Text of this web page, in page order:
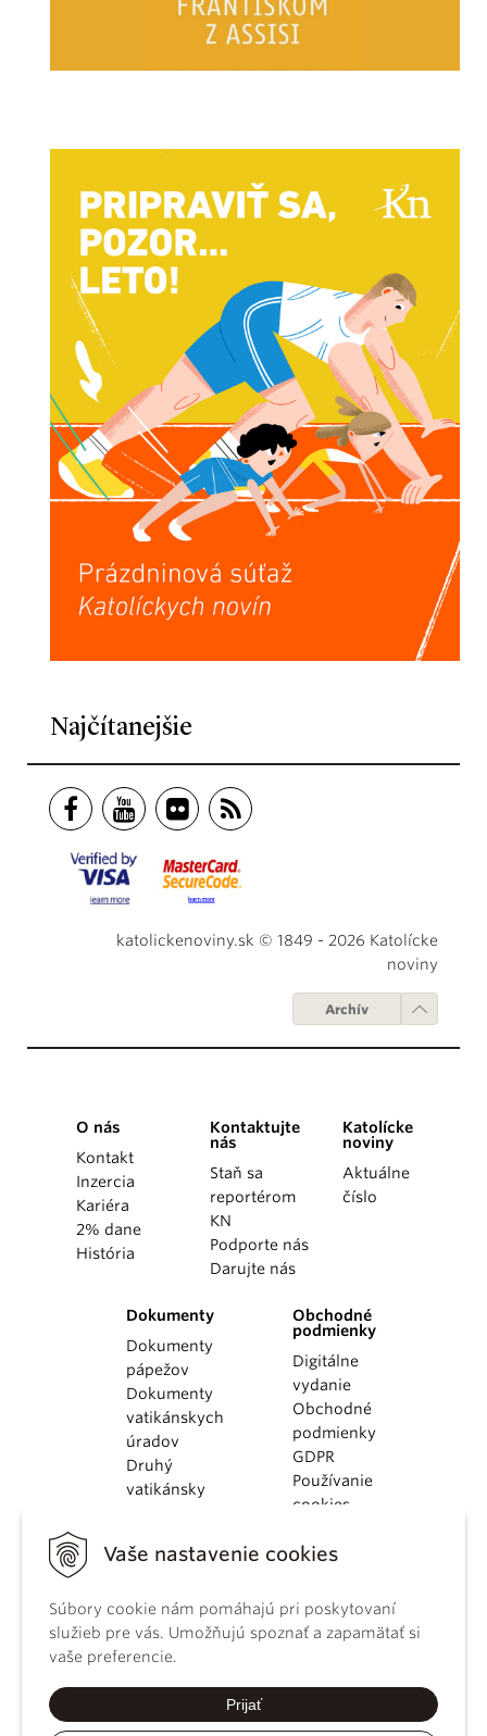
Vaše nastavenie cookies
Súbory cookie nám pomáhajú pri poskytovaní
služieb pre vás. Umožňujú spoznať a zapamätať si
vaše preferencie.
Prijať
Najčítanejšie
katolickenoviny.sk © 1849 - 2026 Katolícke
noviny
Archív
O nás
Kontakt
Inzercia
Kariéra
2% dane
História
Kontaktujte
nás
Staň sa
reportérom
KN
Podporte nás
Darujte nás
Katolícke
noviny
Aktuálne
číslo
Dokumenty
Dokumenty
pápežov
Dokumenty
vatikánskych
úradov
Druhý
vatikánsky
KBS
kánonického
práva
Katechizmus
Obchodné
podmienky
Digitálne
vydanie
Obchodné
podmienky
GDPR
Používanie
cookies